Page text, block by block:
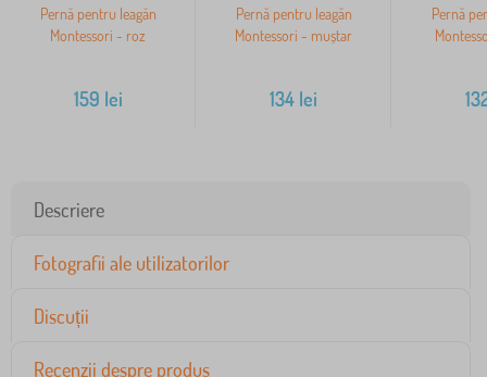
Pernă pentru leagăn
Montessori - roz
159 lei
Pernă pentru leagăn
Montessori - muștar
134 lei
Pernă
Descriere
Fotografii ale utilizatorilor
Discuții
Recenzii despre produs